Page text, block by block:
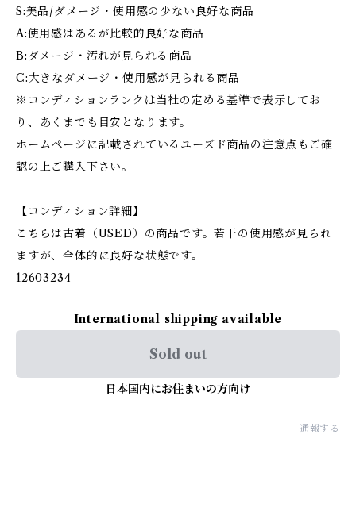
S:美品/ダメージ・使用感の少ない良好な商品
A:使用感はあるが比較的良好な商品
B:ダメージ・汚れが見られる商品
C:大きなダメージ・使用感が見られる商品
※コンディションランクは当社の定める基準で表示してお
り、あくまでも目安となります。
ホームページに記載されているユーズド商品の注意点もご確
認の上ご購入下さい。
【コンディション詳細】
こちらは古着（USED）の商品です。若干の使用感が見られ
ますが、全体的に良好な状態です。
12603234
International shipping available
Sold out
日本国内にお住まいの方向け
通報する